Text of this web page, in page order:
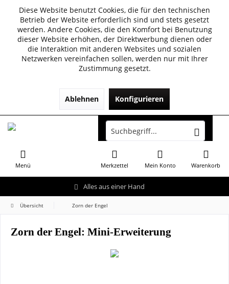
Diese Website benutzt Cookies, die für den technischen
Betrieb der Website erforderlich sind und stets gesetzt
werden. Andere Cookies, die den Komfort bei Benutzung
dieser Website erhöhen, der Direktwerbung dienen oder
die Interaktion mit anderen Websites und sozialen
Netzwerken vereinfachen sollen, werden nur mit Ihrer
Zustimmung gesetzt.
Ablehnen Konfigurieren
Alles aus einer Hand
Menü Warenkorb
Merkzettel Mein Konto
Übersicht Zorn der Engel
Zorn der Engel: Mini-Erweiterung